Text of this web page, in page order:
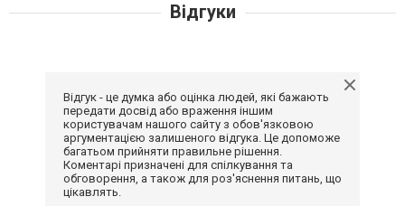
Відгуки
Відгук - це думка або оцінка людей, які бажають
передати досвід або враження іншим
користувачам нашого сайту з обов'язковою
аргументацією залишеного відгука. Це допоможе
багатьом прийняти правильне рішення.
Коментарі призначені для спілкування та
обговорення, а також для роз'яснення питань, що
цікавлять.